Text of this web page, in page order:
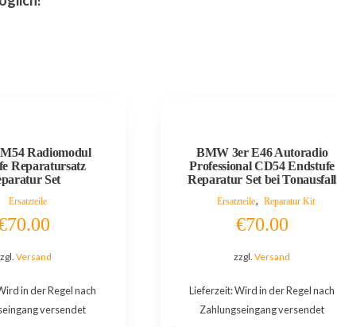
Radiomodul
Reparatursatz
Set
Ersatzteile
70.00
Versand
in der Regel nach
versendet
BMW 3er E46 Autoradio
Professional CD54 Endstufe
Reparatur Set bei Tonausfall
Ersatzteile, Reparatur Kit
€70.00
zzgl.Versand
Lieferzeit: Wird in der Regel nach
Zahlungseingang versendet